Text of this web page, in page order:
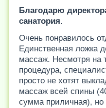
Благодарю
санатория.
Очень понравилось
Единственная ложка
массаж. Несмотря на
процедура,
просто не хотят
массаж всей спины
сумма приличная),